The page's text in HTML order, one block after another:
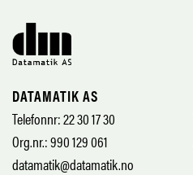
DATAMATIK AS
Telefonnr: 22 30 17 30
Org.nr.: 990 129 061
datamatik@datamatik.no